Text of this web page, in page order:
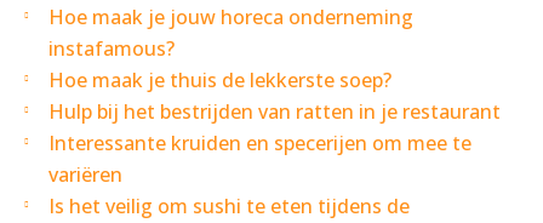
Hoe maak je jouw horeca onderneming
instafamous?
Hoe maak je thuis de lekkerste soep?
Hulp bij het bestrijden van ratten in je restaurant
Interessante kruiden en specerijen om mee te
variëren
Is het veilig om sushi te eten tijdens de